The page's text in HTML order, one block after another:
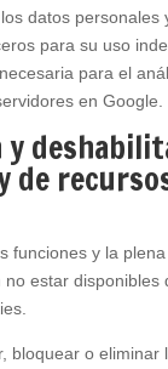
datos personales
para su uso
para el
en Google.
de
funciones y la
estar disponibles
bloquear o eliminar